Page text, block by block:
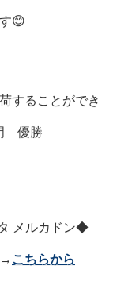
😊
することができ
優勝
メルカドン◆
→ こちらから